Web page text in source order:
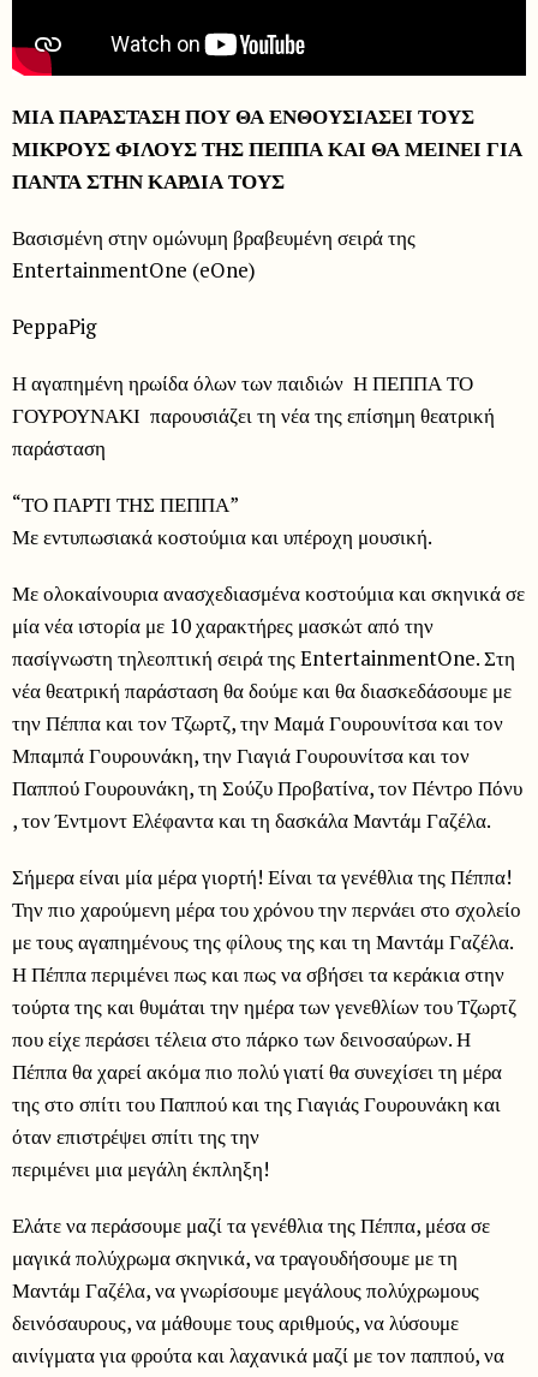
ΜΙΑ ΠΑΡΑΣΤΑΣΗ ΠΟΥ ΘΑ ΕΝΘΟΥΣΙΑΣΕΙ ΤΟΥΣ
ΜΙΚΡΟΥΣ ΦΙΛΟΥΣ ΤΗΣ ΠΕΠΠΑ ΚΑΙ ΘΑ ΜΕΙΝΕΙ ΓΙΑ
ΠΑΝΤΑ ΣΤΗΝ ΚΑΡΔΙΑ ΤΟΥΣ
Βασισμένη στην ομώνυμη βραβευμένη σειρά της
EntertainmentOne (eOne)
PeppaPig
Η αγαπημένη ηρωίδα όλων των παιδιών Η ΠΕΠΠΑ ΤΟ
ΓΟΥΡΟΥΝΑΚΙ παρουσιάζει τη νέα της επίσημη θεατρική
παράσταση
“ΤΟ ΠΑΡΤΙ ΤΗΣ ΠΕΠΠΑ”
Με εντυπωσιακά κοστούμια και υπέροχη μουσική.
Με ολοκαίνουρια ανασχεδιασμένα κοστούμια και σκηνικά σε
μία νέα ιστορία με 10 χαρακτήρες μασκώτ από την
πασίγνωστη τηλεοπτική σειρά της EntertainmentOne. Στη
νέα θεατρική παράσταση θα δούμε και θα διασκεδάσουμε με
την Πέππα και τον Τζωρτζ, την Μαμά Γουρουνίτσα και τον
Μπαμπά Γουρουνάκη, την Γιαγιά Γουρουνίτσα και τον
Παππού Γουρουνάκη, τη Σούζυ Προβατίνα, τον Πέντρο Πόνυ
, τον Έντμοντ Ελέφαντα και τη δασκάλα Μαντάμ Γαζέλα.
Σήμερα είναι μία μέρα γιορτή! Είναι τα γενέθλια της Πέππα!
Την πιο χαρούμενη μέρα του χρόνου την περνάει στο σχολείο
με τους αγαπημένους της φίλους της και τη Μαντάμ Γαζέλα.
Η Πέππα περιμένει πως και πως να σβήσει τα κεράκια στην
τούρτα της και θυμάται την ημέρα των γενεθλίων του Τζωρτζ
που είχε περάσει τέλεια στο πάρκο των δεινοσαύρων. Η
Πέππα θα χαρεί ακόμα πιο πολύ γιατί θα συνεχίσει τη μέρα
της στο σπίτι του Παππού και της Γιαγιάς Γουρουνάκη και
όταν επιστρέψει σπίτι της την
περιμένει μια μεγάλη έκπληξη!
Ελάτε να περάσουμε μαζί τα γενέθλια της Πέππα, μέσα σε
μαγικά πολύχρωμα σκηνικά, να τραγουδήσουμε με τη
Μαντάμ Γαζέλα, να γνωρίσουμε μεγάλους πολύχρωμους
δεινόσαυρους, να μάθουμε τους αριθμούς, να λύσουμε
αινίγματα για φρούτα και λαχανικά μαζί με τον παππού, να